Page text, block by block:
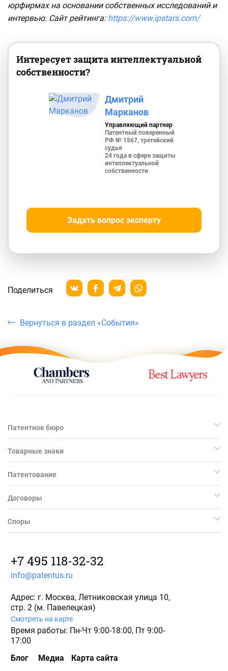
юрфирмах на основании собственных исследований и
интервью. Сайт рейтинга: https://www.ipstars.com/
Интересует защита интеллектуальной
собственности?
Дмитрий
Марканов
Управляющий партнер
Патентный поверенный
РФ № 1567, третейский
судья
24 года в сфере защиты
интеллектуальной
собственности
Задать вопрос эксперту
Поделиться
Вернуться в раздел «События»
Патентное бюро
Товарные знаки
Патентование
Договоры
Споры
+7 495 118-32-32
info@patentus.ru
Адрес: г. Москва, Летниковская улица 10,
стр. 2 (м. Павелецкая)
Смотреть на карте
Время работы: Пн-Чт 9:00-18:00, Пт 9:00-
17:00
Блог
Медиа Карта сайта